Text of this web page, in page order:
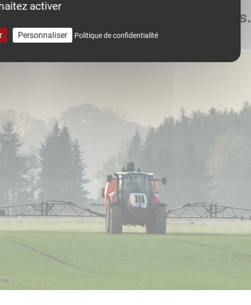
le suivi météo de vos parcelles.
activer
Personnaliser Politique de confidentialité